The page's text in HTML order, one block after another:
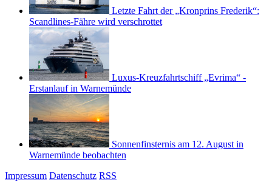
Letzte Fahrt der „Kronprins Frederik“:
Scandlines-Fähre wird verschrottet
Luxus-Kreuzfahrtschiff „Evrima“ -
Erstanlauf in Warnemünde
Sonnenfinsternis am 12. August in
Warnemünde beobachten
Impressum Datenschutz RSS